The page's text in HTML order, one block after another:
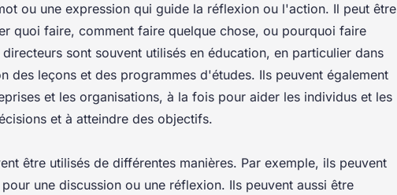
ou une expression qui guide la réflexion ou l'action. Il peut être
quoi faire, comment faire quelque chose, ou pourquoi faire
sont souvent utilisés en éducation, en particulier dans
des leçons et des programmes d'études. Ils peuvent également
et les organisations, à la fois pour aider les individus et les
et à atteindre des objectifs.
être utilisés de différentes manières. Par exemple, ils peuvent
une discussion ou une réflexion. Ils peuvent aussi être